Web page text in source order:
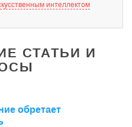
интеллектом
СТАТЬИ И
обретает